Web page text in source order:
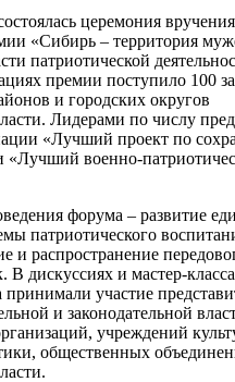
церемония вручения
«Сибирь – территория
патриотической
премии поступило 100
и городских округов
Лидерами по числу
«Лучший проект по
«Лучший военно-
форума – развитие
патриотического
и распространение
дискуссиях и мастер-
участие
и законодательной
учреждений
общественных